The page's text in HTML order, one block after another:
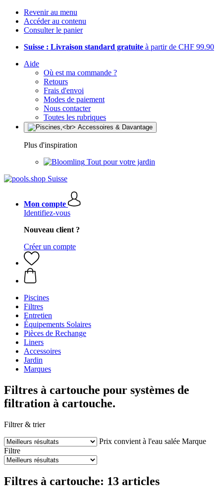
Revenir au menu
Accéder au contenu
Consulter le panier
Suisse : Livraison standard gratuite à partir de CHF 99.90
Aide
Où est ma commande ?
Retours
Frais d'envoi
Modes de paiement
Nous contacter
Toutes les rubriques
Plus d'inspiration
Tout pour votre jardin
Mon compte
Identifiez-vous
Nouveau client ?
Créer un compte
Piscines
Filtres
Entretien
Équipements Solaires
Pièces de Rechange
Liners
Accessoires
Jardin
Marques
Filtres à cartouche pour systèmes de
filtration à cartouche.
Filtrer & trier
Prix convient à l'eau salée Marque
Filtre
Filtres à cartouche: 13 articles